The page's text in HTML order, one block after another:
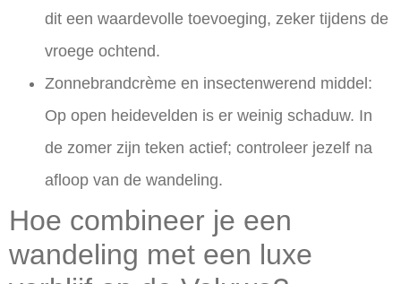
dit een waardevolle toevoeging, zeker tijdens de
vroege ochtend.
Zonnebrandcrème en insectenwerend middel:
Op open heidevelden is er weinig schaduw. In
de zomer zijn teken actief; controleer jezelf na
afloop van de wandeling.
Hoe combineer je een
wandeling met een luxe